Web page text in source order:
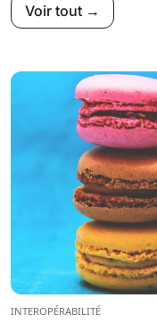
Voir tout →
INTEROPÉRABILITÉ